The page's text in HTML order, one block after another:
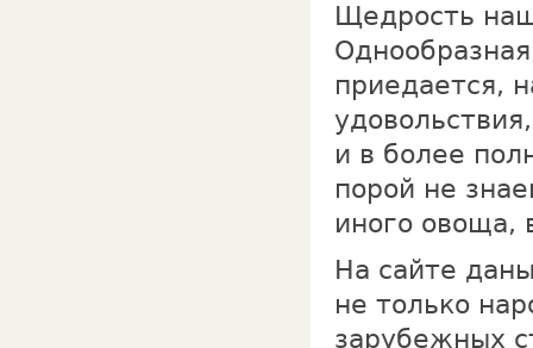
Щедрость
приедается,
и в более
порой не
иного овоща,
На сайте
не только
зарубежных